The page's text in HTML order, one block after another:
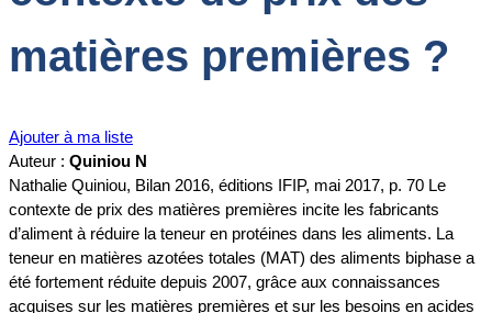
matières premières ?
Ajouter à ma liste
Auteur : Quiniou N
Nathalie Quiniou, Bilan 2016, éditions IFIP, mai 2017, p. 70 Le
contexte de prix des matières premières incite les fabricants
d’aliment à réduire la teneur en protéines dans les aliments. La
teneur en matières azotées totales (MAT) des aliments biphase a
été fortement réduite depuis 2007, grâce aux connaissances
acquises sur les matières premières et sur les besoins en acides